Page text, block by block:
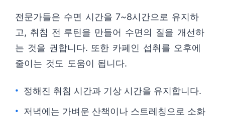
전문가들은 수면 시간을 7~8시간으로 유지하
고, 취침 전 루틴을 만들어 수면의 질을 개선하
는 것을 권합니다. 또한 카페인 섭취를 오후에
줄이는 것도 도움이 됩니다.
정해진 취침 시간과 기상 시간을 유지합니다.
저녁에는 가벼운 산책이나 스트레칭으로 소화